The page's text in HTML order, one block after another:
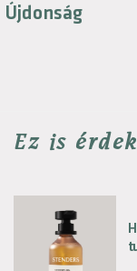
Újdonság
Ez is